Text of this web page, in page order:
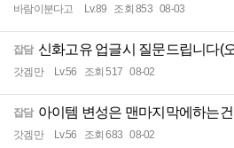
바람이분다고 Lv.89 조회 853 08-03
잡담 신화고유 업글시 질문드립니다(
갓겜만 Lv.56 조회 517 08-02
잡담 아이템 변성은 맨마지막에하는
갓겜만 Lv.56 조회 683 08-02